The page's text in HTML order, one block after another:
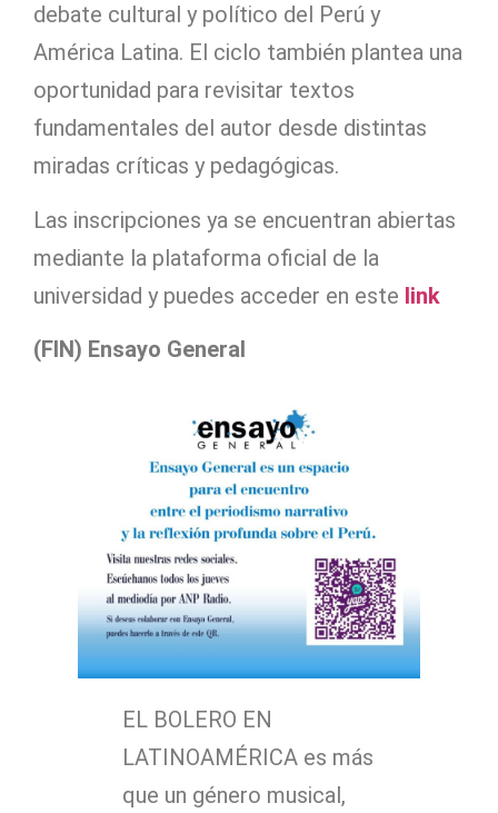
debate cultural y político del Perú y
América Latina. El ciclo también plantea una
oportunidad para revisitar textos
fundamentales del autor desde distintas
miradas críticas y pedagógicas.
Las inscripciones ya se encuentran abiertas
mediante la plataforma oficial de la
universidad y puedes acceder en este link
(FIN) Ensayo General
EL BOLERO EN
LATINOAMÉRICA es más
que un género musical,